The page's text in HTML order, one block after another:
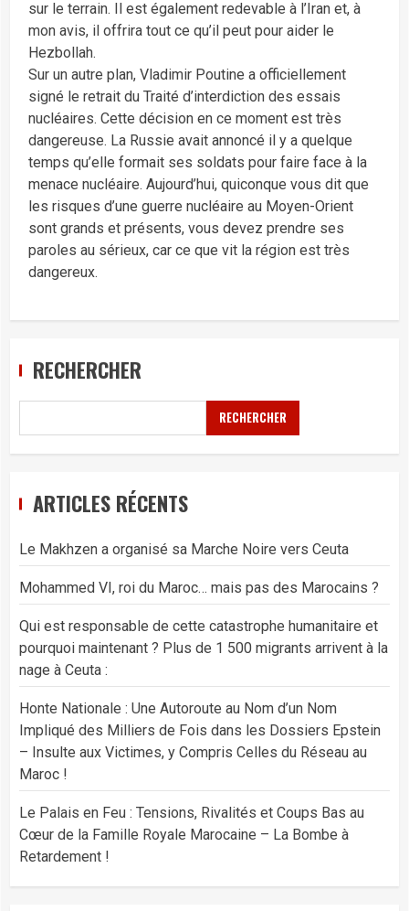
sur le terrain. Il est également redevable à l’Iran et, à
mon avis, il offrira tout ce qu’il peut pour aider le
Hezbollah.
Sur un autre plan, Vladimir Poutine a officiellement
signé le retrait du Traité d’interdiction des essais
nucléaires. Cette décision en ce moment est très
dangereuse. La Russie avait annoncé il y a quelque
temps qu’elle formait ses soldats pour faire face à la
menace nucléaire. Aujourd’hui, quiconque vous dit que
les risques d’une guerre nucléaire au Moyen-Orient
sont grands et présents, vous devez prendre ses
paroles au sérieux, car ce que vit la région est très
dangereux.
RECHERCHER
RECHERCHER
ARTICLES RÉCENTS
Le Makhzen a organisé sa Marche Noire vers Ceuta
Mohammed VI, roi du Maroc… mais pas des Marocains ?
Qui est responsable de cette catastrophe humanitaire et
pourquoi maintenant ? Plus de 1 500 migrants arrivent à la
nage à Ceuta :
Honte Nationale : Une Autoroute au Nom d’un Nom
Impliqué des Milliers de Fois dans les Dossiers Epstein
– Insulte aux Victimes, y Compris Celles du Réseau au
Maroc !
Le Palais en Feu : Tensions, Rivalités et Coups Bas au
Cœur de la Famille Royale Marocaine – La Bombe à
Retardement !